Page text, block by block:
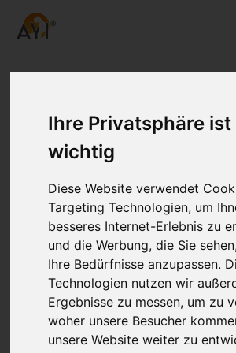
Ihre Privatsphäre ist
wichtig
Diese Website verwendet
Targeting Technologien, um
besseres Internet-Erlebnis zu
und die Werbung, die Sie
Ihre Bedürfnisse anzupassen.
Technologien nutzen wir
Ergebnisse zu messen, um zu
woher unsere Besucher
unsere Website weiter zu